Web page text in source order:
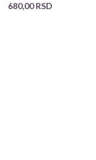
680,00RSD